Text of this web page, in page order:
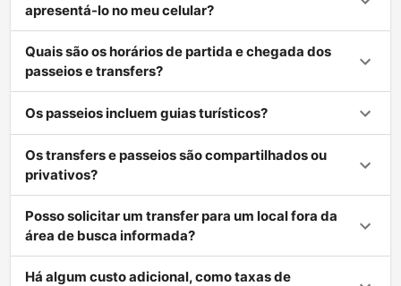
apresentá-lo no meu celular?
Quais são os horários de partida e chegada dos
passeios e transfers?
Os passeios incluem guias turísticos?
Os transfers e passeios são compartilhados ou
privativos?
Posso solicitar um transfer para um local fora da
área de busca informada?
Há algum custo adicional, como taxas de